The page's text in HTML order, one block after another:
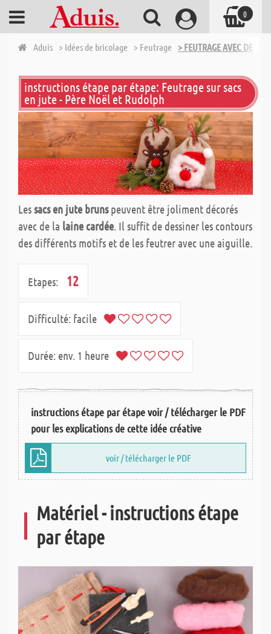
Aduis > Idées de bricolage > Feutrage > FEUTRAGE AVEC DES
instructions étape par étape: Feutrage sur sacs
en jute - Père Noël et Rudolph
Lessacs en jute brunspeuvent être joliment décorés
avec de la laine cardée. Il suffit de dessiner les contours
des différents motifs et de les feutrer avec une aiguille.
Etapes: 12
Difficulté: facile
Durée: env. 1 heure
instructions étape par étape voir / télécharger le PDF
pour les explications de cette idée créative
voir / télécharger le PDF
Matériel - instructions étape
par étape
0